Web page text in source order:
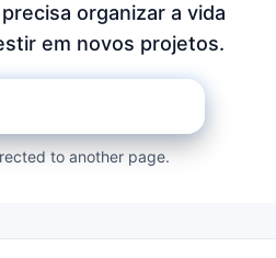
organizar a vida
em novos projetos.
to another page.